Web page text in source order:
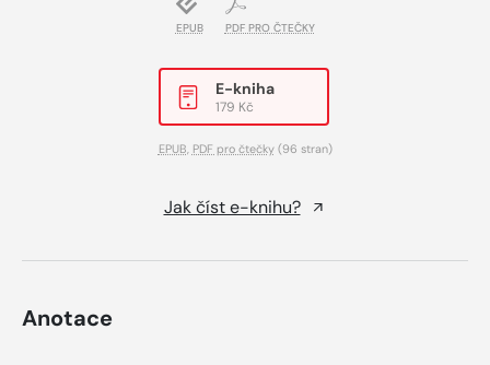
EPUB PDF PRO ČTEČKY
E-kniha
179 Kč
EPUB, PDF pro čtečky(96 stran)
Jak číst e-knihu?
Anotace